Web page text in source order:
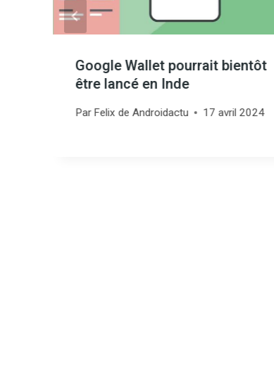
Google Wallet pourrait bientôt
être lancé en Inde
Par Felix de Androidactu 17 avril 2024